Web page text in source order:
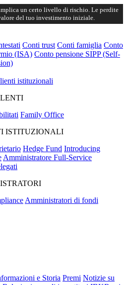
un certo livello di rischio. Le perdite
del tuo investimento iniziale.
Conti trust Conti famiglia Conto
(ISA) Conto pensione SIPP (Self-
istituzionali
Family Office
ISTITUZIONALI
Hedge Fund Introducing
Amministratore Full-Service
Amministratori di fondi
e Storia Premi Notizie su